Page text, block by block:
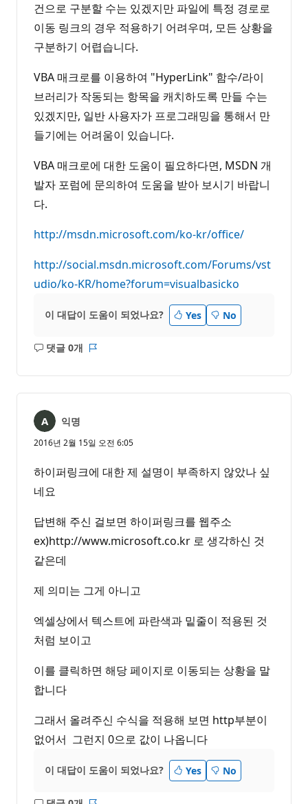
건으로 구분할 수는 있겠지만 파일에 특정 경로로
이동 링크의 경우 적용하기 어려우며, 모든 상황을
구분하기 어렵습니다.
VBA 매크로를 이용하여 "HyperLink" 함수/라이
브러리가 작동되는 항목을 캐치하도록 만들 수는
있겠지만, 일반 사용자가 프로그래밍을 통해서 만
들기에는 어려움이 있습니다.
VBA 매크로에 대한 도움이 필요하다면, MSDN 개
발자 포럼에 문의하여 도움을 받아 보시기 바랍니
다.
http://msdn.microsoft.com/ko-kr/office/
http://social.msdn.microsoft.com/Forums/vst
udio/ko-KR/home?forum=visualbasicko
이 대답이 도움이 되었나요? Yes No
댓글 0개
설
음
익명
2016년 2월 15일 오전 6:05
하이퍼링크에 대한 제 설명이 부족하지 않았나 싶
네요
답변해 주신 걸보면 하이퍼링크를 웹주소
ex)http://www.microsoft.co.kr 로 생각하신 것
같은데
제 의미는 그게 아니고
엑셀상에서 텍스트에 파란색과 밑줄이 적용된 것
처럼 보이고
이를 클릭하면 해당 페이지로 이동되는 상황을 말
합니다
그래서 올려주신 수식을 적용해 보면 http부분이
없어서 그런지 0으로 값이 나옵니다
이 대답이 도움이 되었나요? Yes No